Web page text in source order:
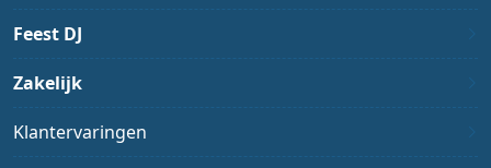
Feest DJ
Zakelijk
Klantervaringen